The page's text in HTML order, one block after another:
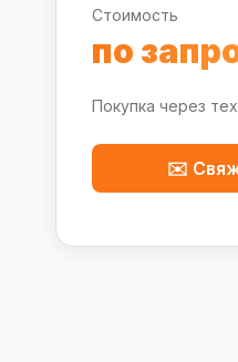
Стоимость
по
Покупка через
✉️